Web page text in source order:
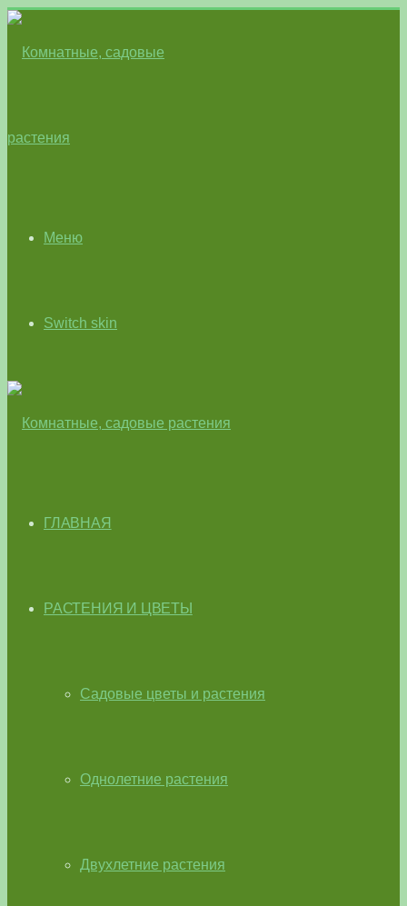
Меню
Switch skin
ГЛАВНАЯ
РАСТЕНИЯ И ЦВЕТЫ
Садовые цветы и растения
Однолетние растения
Двухлетние растения